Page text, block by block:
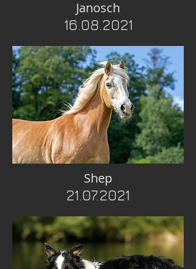
Janosch
16.08.2021
Shep
21.07.2021